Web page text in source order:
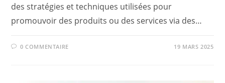
des stratégies et techniques utilisées pour
promouvoir des produits ou des services via des…
0 COMMENTAIRE 19 MARS 2025